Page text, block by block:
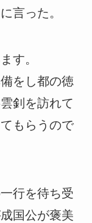
言った。
す。
をし都の徳
釗を訪れて
もらうので
行を待ち受
国公が褒美